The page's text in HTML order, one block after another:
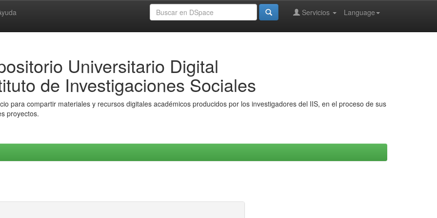
Language
Servicios
Universitario Digital
de Investigaciones Sociales
para compartir materiales y recursos digitales académicos producidos por los investigadores del IIS, en el proceso de sus
proyectos.